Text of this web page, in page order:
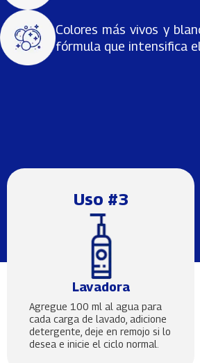
Colores más vivos y
fórmula que intensifica
Uso #3
Lavadora
Agregue 100 ml al agua para
cada carga de lavado, adicione
detergente, deje en remojo si lo
desea e inicie el ciclo normal.